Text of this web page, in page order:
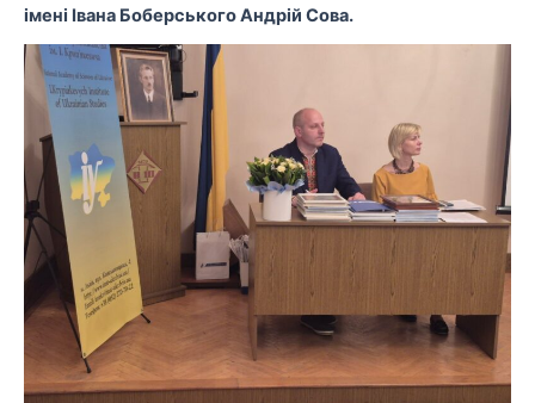
імені Івана Боберського Андрій Сова.